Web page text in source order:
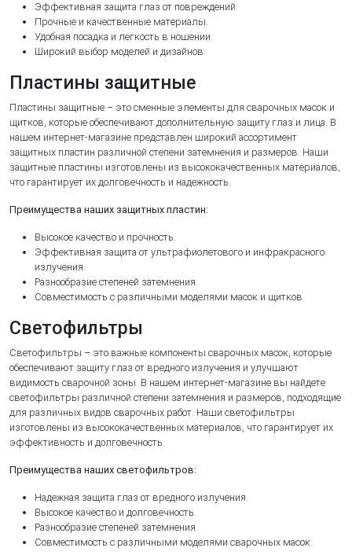
Эффективная защита глаз от повреждений.
Прочные и качественные материалы.
Удобная посадка и легкость в ношении.
Широкий выбор моделей и дизайнов.
Пластины защитные
Пластины защитные – это сменные элементы для сварочных масок и
щитков, которые обеспечивают дополнительную защиту глаз и лица. В
нашем интернет-магазине представлен широкий ассортимент
защитных пластин различной степени затемнения и размеров. Наши
защитные пластины изготовлены из высококачественных материалов,
что гарантирует их долговечность и надежность.
Преимущества наших защитных пластин:
Высокое качество и прочность.
Эффективная защита от ультрафиолетового и инфракрасного
излучения.
Разнообразие степеней затемнения.
Совместимость с различными моделями масок и щитков.
Светофильтры
Светофильтры – это важные компоненты сварочных масок, которые
обеспечивают защиту глаз от вредного излучения и улучшают
видимость сварочной зоны. В нашем интернет-магазине вы найдете
светофильтры различной степени затемнения и размеров, подходящие
для различных видов сварочных работ. Наши светофильтры
изготовлены из высококачественных материалов, что гарантирует их
эффективность и долговечность.
Преимущества наших светофильтров:
Надежная защита глаз от вредного излучения.
Высокое качество и долговечность.
Разнообразие степеней затемнения.
Совместимость с различными моделями сварочных масок.